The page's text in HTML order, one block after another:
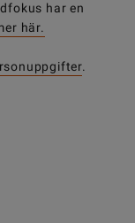
har en
här.
.